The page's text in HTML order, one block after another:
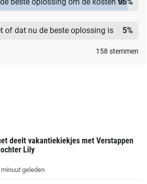
of dat nu de beste oplossing is 5%
158 stemmen
deelt vakantiekiekjes met Verstappen
Lily
minuut geleden